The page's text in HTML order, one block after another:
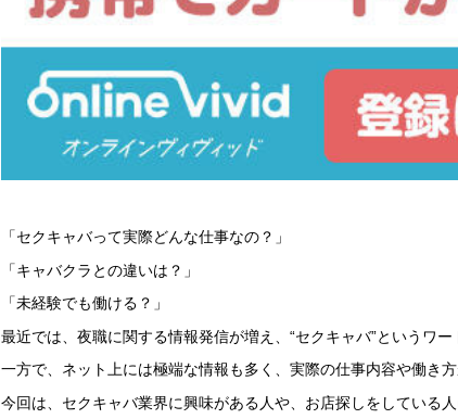
「セクキャバって実際どんな仕事なの？」
「キャバクラとの違いは？」
「未経験でも働ける？」
最近では、夜職に関する情報発信が増え、“セクキャバ”というワー
一方で、ネット上には極端な情報も多く、実際の仕事内容や働き
今回は、セクキャバ業界に興味がある人や、お店探しをしている